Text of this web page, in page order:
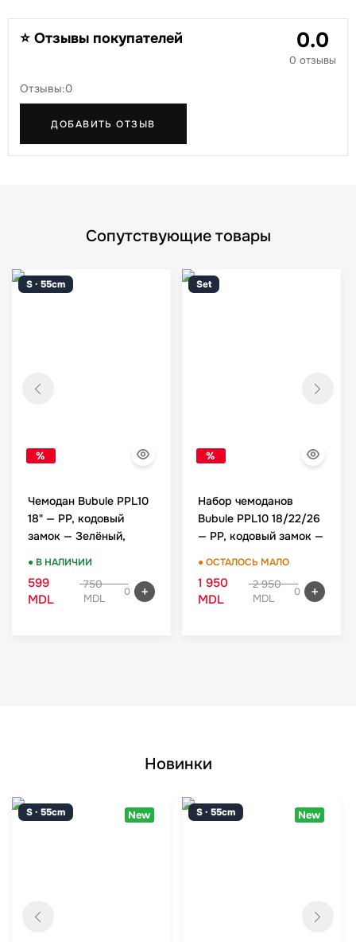
⭐ Отзывы покупателей 0.0
0 отзывы
Отзывы:0
ДОБАВИТЬ ОТЗЫВ
Сопутствующие товары
S · 55cm
%
Чемодан Bubule PPL10
18" — PP, кодовый
замок — Зелёный,
● В НАЛИЧИИ
599
MDL
750
MDL
0
Set
%
Набор чемоданов
Bubule PPL10 18/22/26
— PP, кодовый замок —
● ОСТАЛОСЬ МАЛО
1 950
MDL
2 950
MDL
0
Новинки
S · 55cm New S · 55cm New